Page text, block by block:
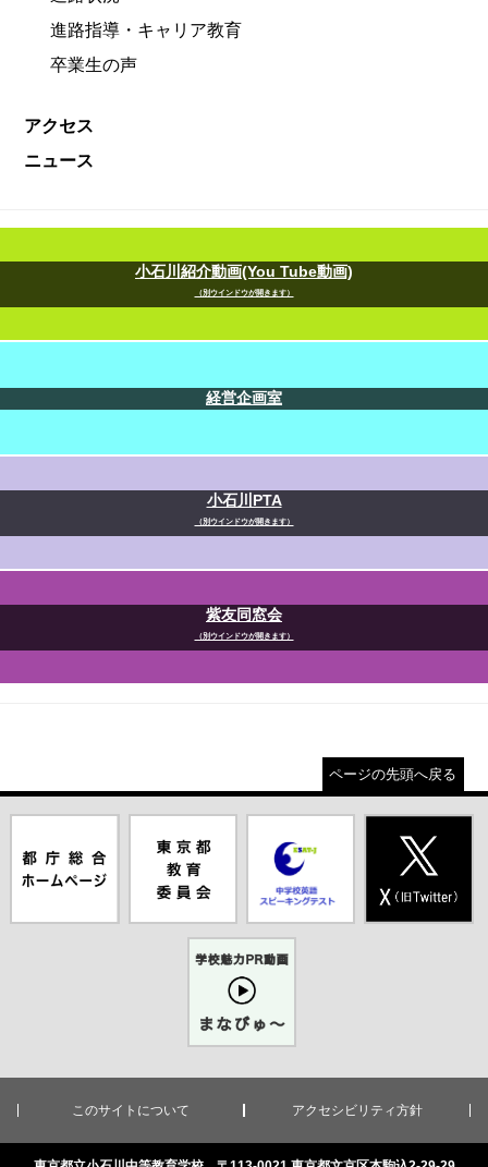
進路指導・キャリア教育
卒業生の声
アクセス
ニュース
小石川紹介動画(You Tube動画)
（別ウインドウが開きます）
経営企画室
小石川PTA
（別ウインドウが開きます）
紫友同窓会
（別ウインドウが開きます）
ページの先頭へ戻る
ムページ（別
ウインドウが
員会（別ウイ
ンドウが開き
ピーキングテ
スト（別ウイ
ンドウが開き
（別ウインド
ウが開きま
す）
学校魅力PR
動画まなびゅ
ー（別ウイン
ドウが開きま
このサイトについて アクセシビリティ方針